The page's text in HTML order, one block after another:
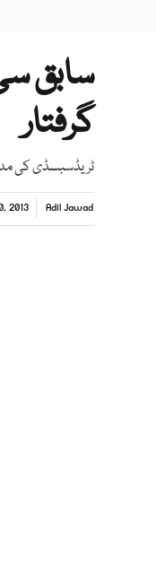
سابق
گرفتار
ٹریڈسبسڈی کی مدمیں مزید70کروڑروپے کی
Adil Jawad
2013